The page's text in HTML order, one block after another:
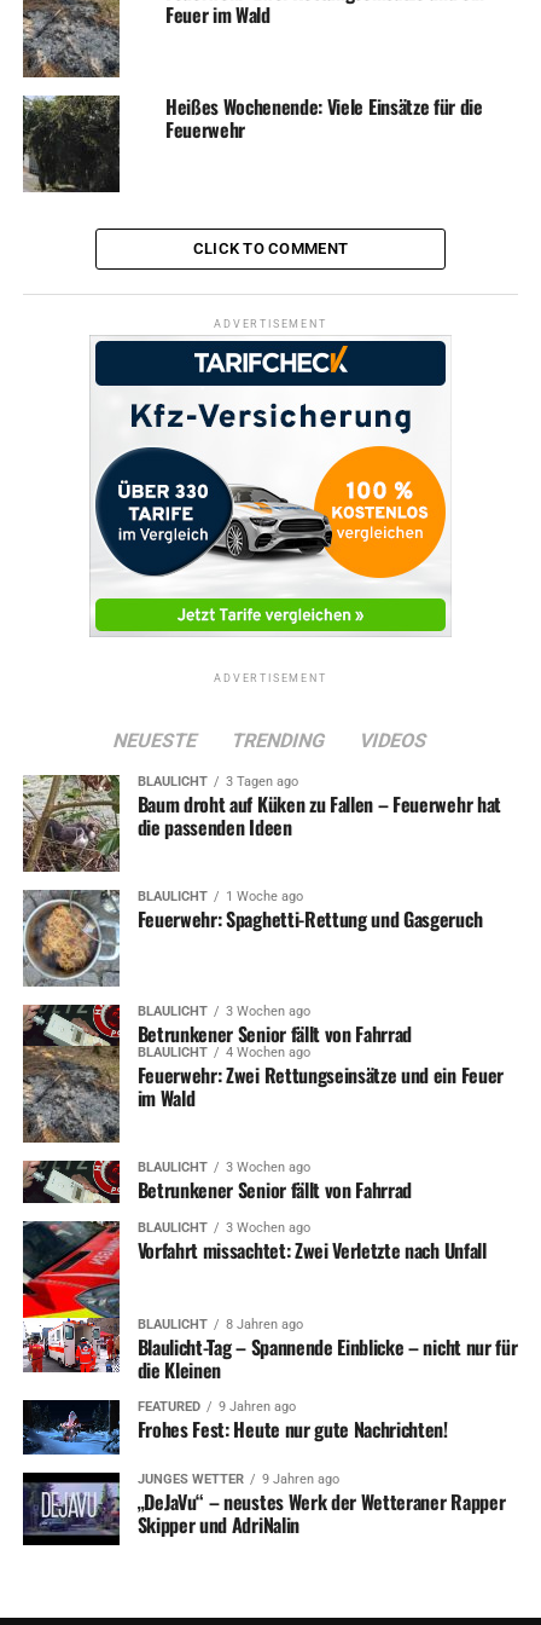
ordnungsgemäßen Entsorgung zugeführt. Weitere
Maßnahmen waren nicht erforderlich, sodass der Einsatz
nach einer guten Stunde beendet werden konnte.
Foto: Feuerwehr
BLAULICHT FEUERWEHR
Aktion von Polizei und Kita-Kindern: Hier gilt Tempo 30!
Feuer im Müllauto – Was da wohl drin war?
Feuer im Wald
Heißes Wochenende: Viele Einsätze für die
Feuerwehr
CLICK TO COMMENT
ADVERTISEMENT
ADVERTISEMENT
NEUESTE TRENDING VIDEOS
BLAULICHT 3 Tagen ago
Baum droht auf Küken zu Fallen – Feuerwehr hat
die passenden Ideen
BLAULICHT 1 Woche ago
Feuerwehr: Spaghetti-Rettung und Gasgeruch
BLAULICHT 3 Wochen ago
Betrunkener Senior fällt von Fahrrad
BLAULICHT 4 Wochen ago
Feuerwehr: Zwei Rettungseinsätze und ein Feuer
im Wald
BLAULICHT 3 Wochen ago
Betrunkener Senior fällt von Fahrrad
BLAULICHT 3 Wochen ago
Vorfahrt missachtet: Zwei Verletzte nach Unfall
BLAULICHT 8 Jahren ago
Blaulicht-Tag – Spannende Einblicke – nicht nur für
die Kleinen
FEATURED 9 Jahren ago
Frohes Fest: Heute nur gute Nachrichten!
JUNGES WETTER 9 Jahren ago
„DeJaVu“ – neustes Werk der Wetteraner Rapper
Skipper und AdriNalin